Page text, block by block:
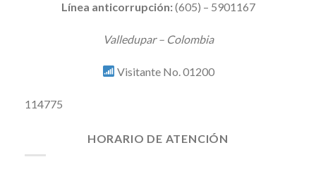
Línea anticorrupción:(605) – 5901167
Valledupar – Colombia
Visitante No. 01200
114775
HORARIO DE ATENCIÓN